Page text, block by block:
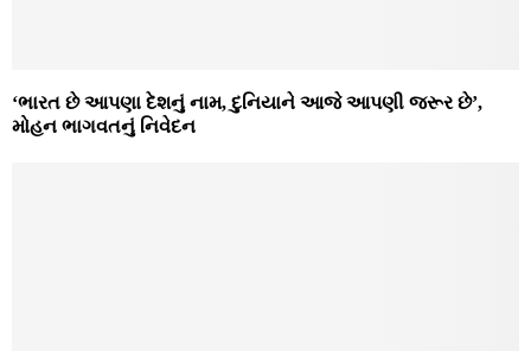
‘ભારત છે આપણા દેશનું નામ, દુનિયાને આજે આપણી જરૂર છે’,
મોહન ભાગવતનું નિવેદન